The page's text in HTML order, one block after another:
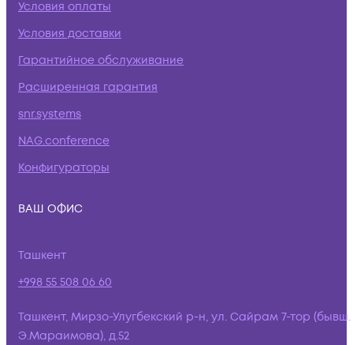
Условия оплаты
Условия доставки
Гарантийное обслуживание
Расширенная гарантия
snr.systems
NAG.conference
Конфигураторы
ВАШ ОФИС
Ташкент
+998 55 508 06 60
Ташкент, Мирзо-Улугбекский р-н, ул. Сайрам 7-тор (бывш.
Э.Мараимова), д.52